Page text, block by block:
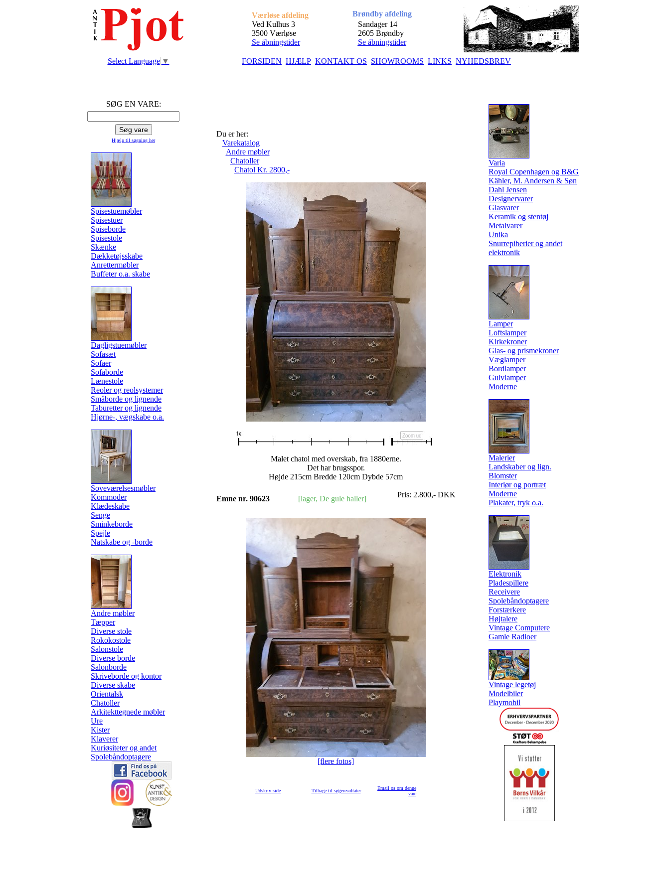
Værløse afdeling
Ved Kulhus 3
3500 Værløse
Se åbningstider
Brøndby afdeling
Sandager 14
2605 Brøndby
Se åbningstider
Select Language ▼ FORSIDEN HJÆLP KONTAKT OS SHOWROOMS LINKS NYHEDSBREV
SØG EN VARE:
Hjælp til søgning her
Spisestuemøbler
Spisestuer
Spiseborde
Spisestole
Skænke
Dækketøjsskabe
Anrettermøbler
Buffeter o.a. skabe
Dagligstuemøbler
Sofasæt
Sofaer
Sofaborde
Lænestole
Reoler og reolsystemer
Småborde og lignende
Taburetter og lignende
Hjørne-, vægskabe o.a.
Soveværelsesmøbler
Kommoder
Klædeskabe
Senge
Sminkeborde
Spejle
Natskabe og -borde
Andre møbler
Tæpper
Diverse stole
Rokokostole
Salonstole
Diverse borde
Salonborde
Skriveborde og kontor
Diverse skabe
Orientalsk
Chatoller
Arkitekttegnede møbler
Ure
Kister
Klaverer
Kuriøsiteter og andet
Spolebåndoptagere
Du er her:
Varekatalog
Andre møbler
Chatoller
Chatol Kr. 2800,-
Malet chatol med overskab, fra 1880erne.
Det har brugsspor.
Højde 215cm Bredde 120cm Dybde 57cm
Emne nr. 90623 [lager, De gule haller] Pris: 2.800,- DKK
[flere fotos]
Udskriv side Tilbage til søgeresultater
Email os om denne
vare
Varia
Royal Copenhagen og B&G
Kähler, M. Andersen & Søn
Dahl Jensen
Designervarer
Glasvarer
Keramik og stentøj
Metalvarer
Unika
Snurrepiberier og andet
elektronik
Lamper
Loftslamper
Kirkekroner
Glas- og prismekroner
Væglamper
Bordlamper
Gulvlamper
Moderne
Malerier
Landskaber og lign.
Blomster
Interiør og portræt
Moderne
Plakater, tryk o.a.
Elektronik
Pladespillere
Receivere
Spolebåndoptagere
Forstærkere
Højtalere
Vintage Computere
Gamle Radioer
Vintage legetøj
Modelbiler
Playmobil